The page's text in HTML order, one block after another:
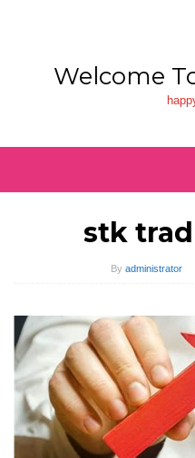
Welcome
stk
By administrator